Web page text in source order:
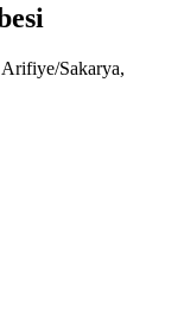
Sakarya,